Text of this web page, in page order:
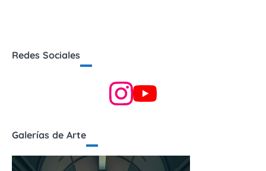
Redes Sociales
Galerías de Arte